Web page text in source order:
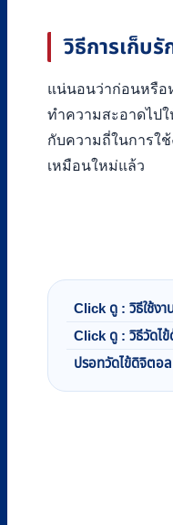
วิธีการเก็บ
แน่นอนว่าก่อนหรือ
ทำความสะอาดไป
กับความถี่ในการใ
เหมือนใหม่แล้ว
Click ดู : วิธีใช้ง
Click ดู : วิธีวัดไ
ปรอทวัดไข้ดิจิตอ